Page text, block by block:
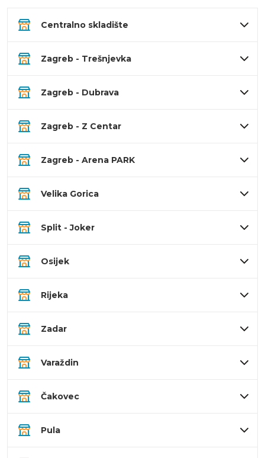
Centralno skladište
Zagreb - Trešnjevka
Zagreb - Dubrava
Zagreb - Z Centar
Zagreb - Arena PARK
Velika Gorica
Split - Joker
Osijek
Rijeka
Zadar
Varaždin
Čakovec
Pula